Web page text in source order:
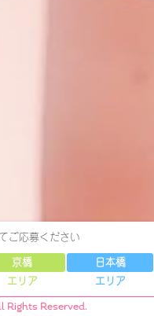
ご応募ください
京橋
エリア
日本橋
エリア
Rights Reserved.